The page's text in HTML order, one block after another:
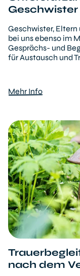
Geschwister
Geschwister, Eltern
bei uns ebenso im
Gesprächs- und
für Austausch und
Mehr Info
nach dem